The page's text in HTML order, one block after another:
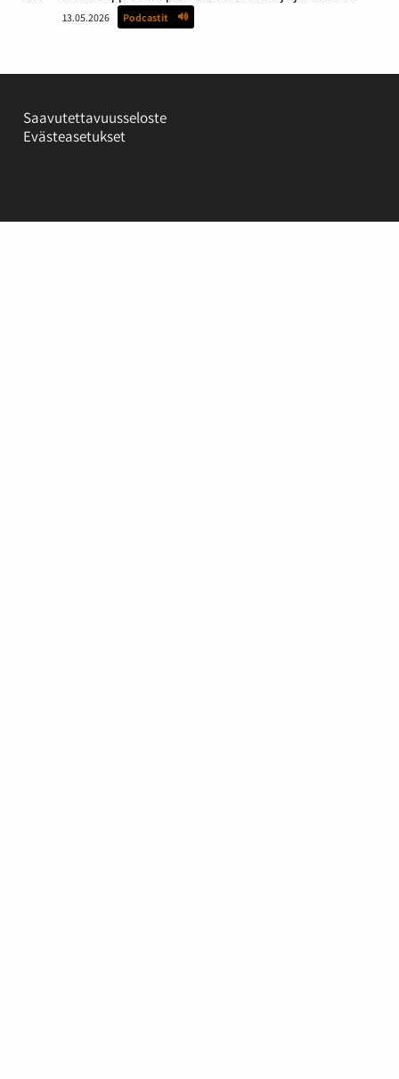
13.05.2026 Podcastit
Saavutettavuusseloste
Evästeasetukset